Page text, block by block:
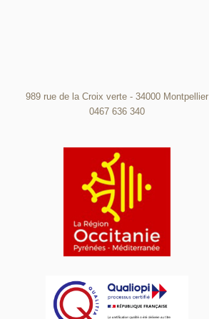
989 rue de la Croix verte - 34000 Montpellier
0467 636 340